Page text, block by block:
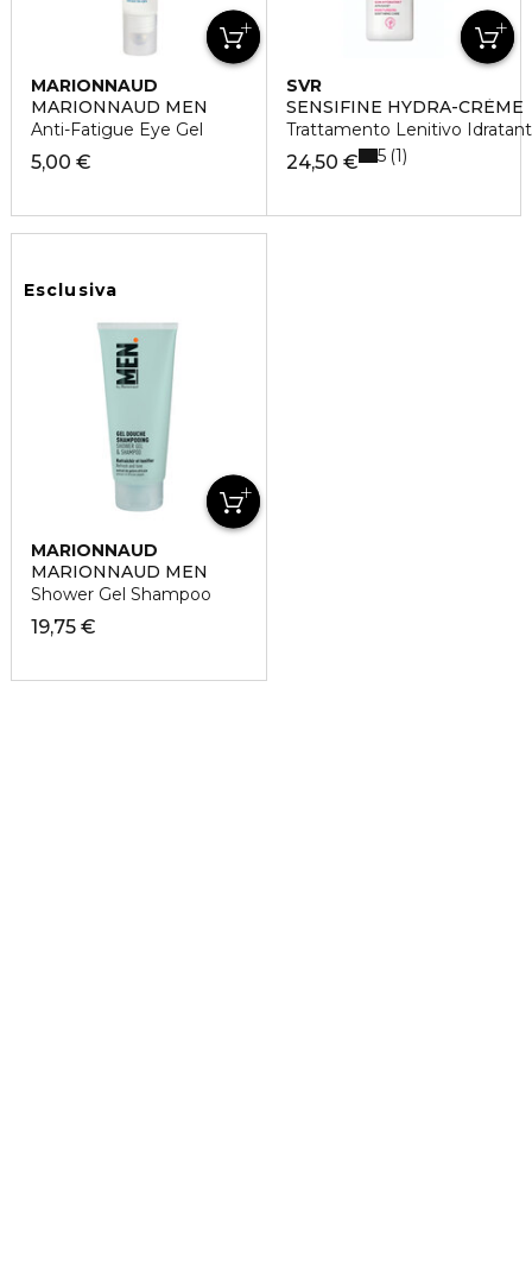
MARIONNAUD
MARIONNAUD MEN
Anti-Fatigue Eye Gel
5,00 €
SVR
SENSIFINE HYDRA-CRÈME
Trattamento Lenitivo
24,50 € 5 1
Esclusiva
MARIONNAUD
MARIONNAUD MEN
Shower Gel Shampoo
19,75 €